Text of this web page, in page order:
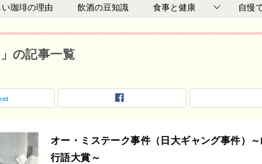
い珈琲の理由 飲酒の豆知識 食事と健康 自慢
の記事一覧
オー・ミステーク事件（日大ギャング事件）
行語大賞～